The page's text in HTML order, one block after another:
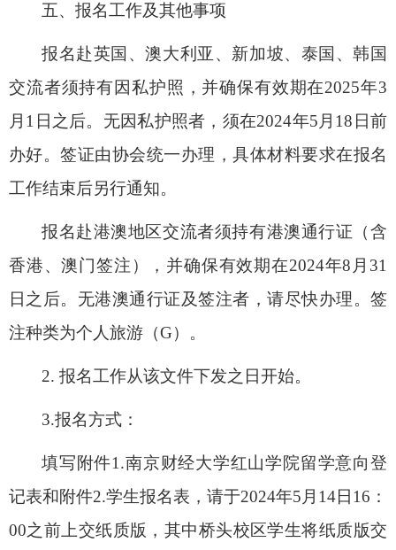
五、报名工作及其他事项
报名赴英国、澳大利亚、新加坡、泰国、韩国
交流者须持有因私护照，并确保有效期在2025年3
月 1 日之后。无因私护照者，须在2024年5 月 18 日前
办好。签证由协会统一办理，具体材料要求在报名
工作结束后另行通知。
报名赴港澳地区交流者须持有港澳通行证（含
香港、澳门签注），并确保有效期在2024年8 月 31
日之后。无港澳通行证及签注者，请尽快办理。签
注种类为个人旅游（G）。
2. 报名工作从该文件下发之日开始。
3.报名方式：
填写附件1.南京财经大学红山学院留学意向登
记表和附件2.学生报名表，请于2024年5 月 14日 16 ：
00之前上交纸质版，其中桥头校区学生将纸质版交